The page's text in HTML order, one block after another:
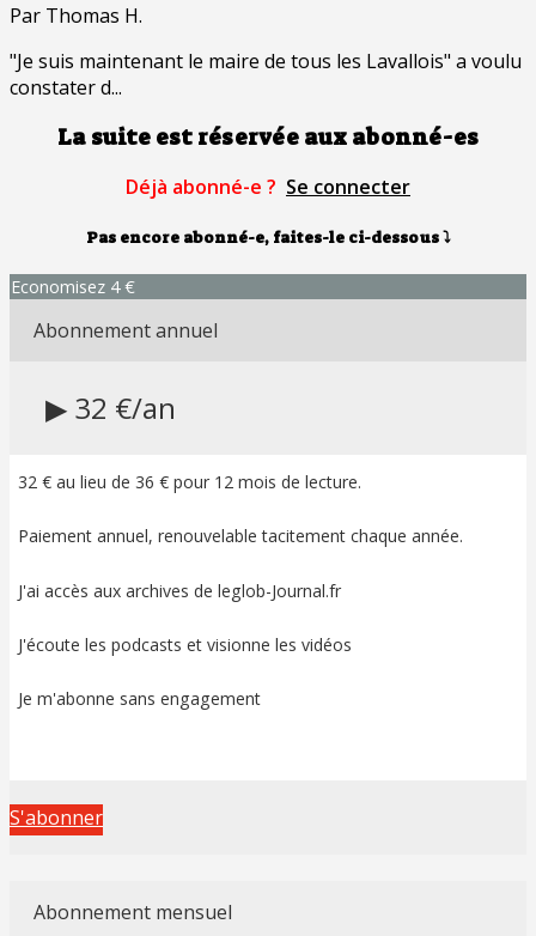
Par Thomas H.
"Je suis maintenant le maire de tous les Lavallois" a voulu
constater d...
La suite est réservée aux abonné-es
Déjà abonné-e ? Se connecter
Pas encore abonné-e, faites-le ci-dessous⤵
Economisez 4 €
Abonnement annuel
▶ 32 €/an
32 € au lieu de 36 € pour 12 mois de lecture.
Paiement annuel, renouvelable tacitement chaque année.
J'ai accès aux archives de leglob-Journal.fr
J'écoute les podcasts et visionne les vidéos
Je m'abonne sans engagement
S'abonner
Abonnement mensuel